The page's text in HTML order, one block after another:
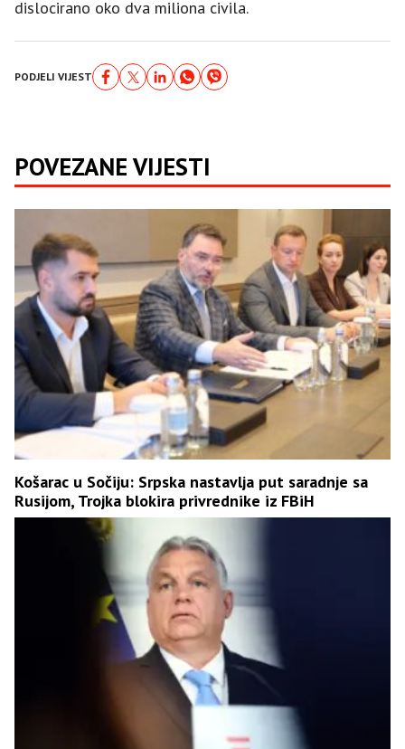
dislocirano oko dva miliona civila.
PODJELI VIJEST
POVEZANE VIJESTI
Košarac u Sočiju: Srpska nastavlja put saradnje sa
Rusijom, Trojka blokira privrednike iz FBiH